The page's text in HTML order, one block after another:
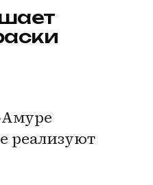
реализуют